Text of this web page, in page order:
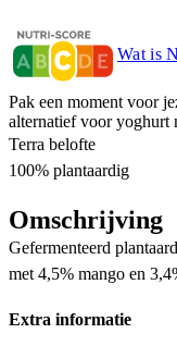
Wat is
Pak een moment voor
alternatief voor yoghurt
Terra belofte
100% plantaardig
Omschrijving
Gefermenteerd
met 4,5% mango en
Extra informatie